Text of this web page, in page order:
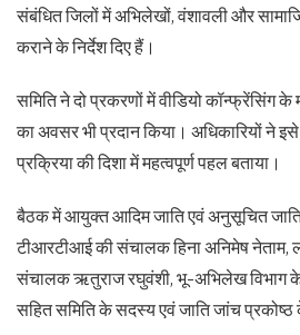
संबंधित जिलों में अभिलेखों, वंशावली और
कराने के निर्देश दिए हैं।
समिति ने दो प्रकरणों में वीडियो कॉन्फ्रेंसिंग के
का अवसर भी प्रदान किया। अधिकारियों ने
प्रक्रिया की दिशा में महत्वपूर्ण पहल बताया।
बैठक में आयुक्त आदिम जाति एवं अनुसूचित
टीआरटीआई की संचालक हिना अनिमेष नेताम,
संचालक ऋतुराज रघुवंशी, भू-अभिलेख विभाग
सहित समिति के सदस्य एवं जाति जांच